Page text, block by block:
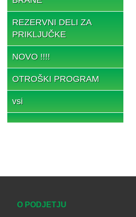
REZERVNI DELI ZA
PRIKLJUČKE
NOVO !!!!
OTROŠKI PROGRAM
vsi
O PODJETJU